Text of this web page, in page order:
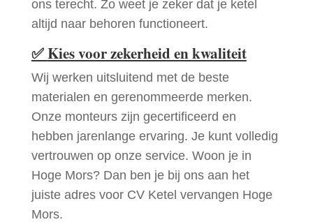
ons terecht. Zo weet je zeker dat je ketel
altijd naar behoren functioneert.
✅Kies voor zekerheid en kwaliteit
Wij werken uitsluitend met de beste
materialen en gerenommeerde merken.
Onze monteurs zijn gecertificeerd en
hebben jarenlange ervaring. Je kunt volledig
vertrouwen op onze service. Woon je in
Hoge Mors? Dan ben je bij ons aan het
juiste adres voor CV Ketel vervangen Hoge
Mors.